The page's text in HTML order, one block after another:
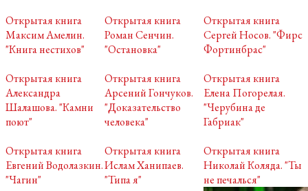
Открытая книга
Максим Амелин.
"Книга нестихов"
Открытая книга
Роман Сенчин.
"Остановка"
Открытая книга
Сергей Носов. "Фирс
Фортинбрас"
Открытая книга
Александра
Шалашова. "Камни
поют"
Открытая книга
Арсений Гончуков.
"Доказательство
человека"
Открытая книга
Елена Погорелая.
"Черубина де
Габриак"
Открытая книга
Евгений Водолазкин.
"Чагин"
Открытая книга
Ислам Ханипаев.
"Типа я"
Открытая книга
Николай Коляда. "Ты
не печалься"